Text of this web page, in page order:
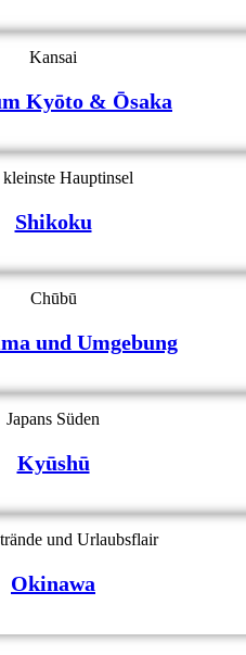
Kansai
Kyōto & Ōsaka
Hauptinsel
Shikoku
Chūbū
und Umgebung
Japans Süden
Kyūshū
und Urlaubsflair
Okinawa